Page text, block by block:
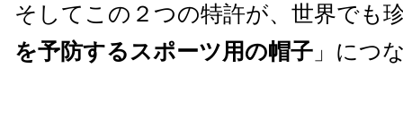
そしてこの２つの特許が、世界でも
を予防するスポーツ用の帽子 」 につ